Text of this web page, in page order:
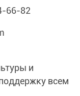
66-82
и
всем